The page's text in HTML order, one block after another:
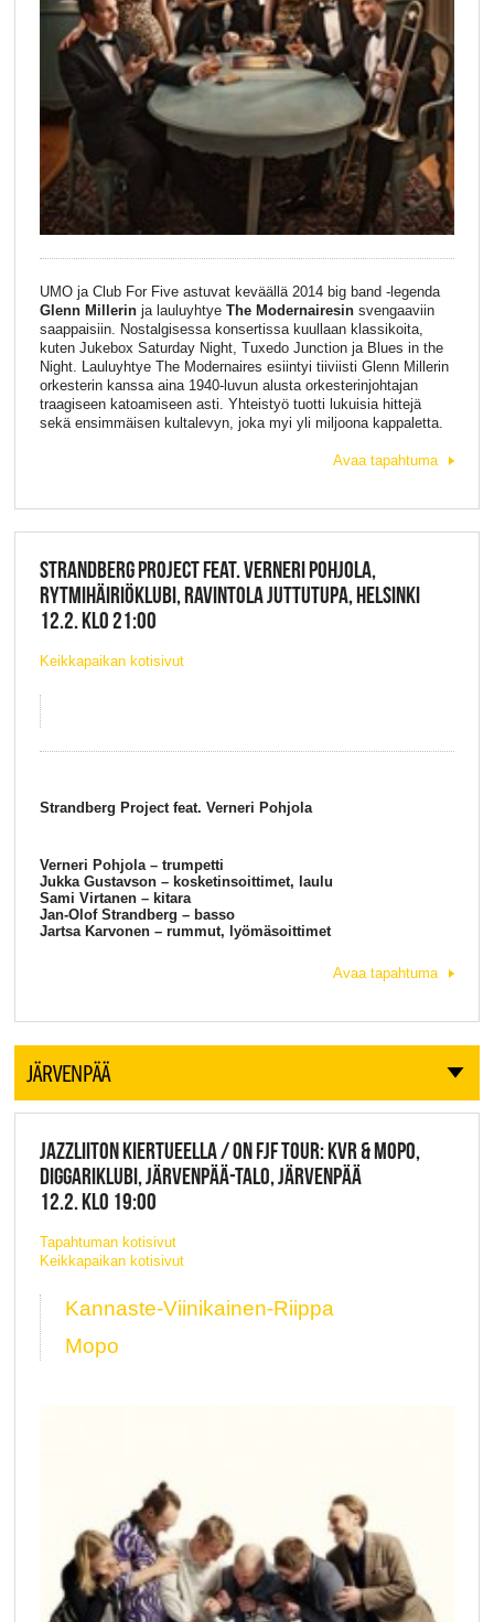
UMO ja Club For Five astuvat keväällä 2014 big band -legenda
Glenn Millerinja lauluyhtye The Modernairesinsvengaaviin
saappaisiin. Nostalgisessa konsertissa kuullaan klassikoita,
kuten Jukebox Saturday Night, Tuxedo Junction ja Blues in the
Night. Lauluyhtye The Modernaires esiintyi tiiviisti Glenn Millerin
orkesterin kanssa aina 1940-luvun alusta orkesterinjohtajan
traagiseen katoamiseen asti. Yhteistyö tuotti lukuisia hittejä
sekä ensimmäisen kultalevyn, joka myi yli miljoona kappaletta.
Avaa tapahtuma
STRANDBERG PROJECT FEAT. VERNERI POHJOLA,
RYTMIHÄIRIÖKLUBI, RAVINTOLA JUTTUTUPA, HELSINKI
12.2. KLO 21:00
Keikkapaikan kotisivut
Strandberg Project feat. Verneri Pohjola
Verneri Pohjola – trumpetti
Jukka Gustavson – kosketinsoittimet, laulu
Sami Virtanen – kitara
Jan-Olof Strandberg – basso
Jartsa Karvonen – rummut, lyömäsoittimet
Avaa tapahtuma
JÄRVENPÄÄ
JAZZLIITON KIERTUEELLA / ON FJF TOUR: KVR & MOPO,
DIGGARIKLUBI, JÄRVENPÄÄ-TALO, JÄRVENPÄÄ
12.2. KLO 19:00
Tapahtuman kotisivut
Keikkapaikan kotisivut
Kannaste-Viinikainen-Riippa
Mopo